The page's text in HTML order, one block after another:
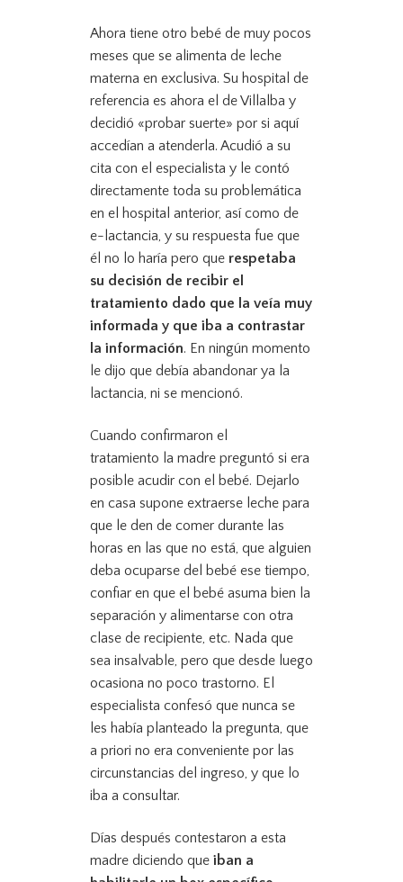
Ahora tiene otro bebé de muy pocos
meses que se alimenta de leche
materna en exclusiva. Su hospital de
referencia es ahora el de Villalba y
decidió «probar suerte» por si aquí
accedían a atenderla. Acudió a su
cita con el especialista y le contó
directamente toda su problemática
en el hospital anterior, así como de
e-lactancia, y su respuesta fue que
él no lo haría pero que respetaba
su decisión de recibir el
tratamiento dado que la veía muy
informada y que iba a contrastar
la información. En ningún momento
le dijo que debía abandonar ya la
lactancia, ni se mencionó.
Cuando confirmaron el
tratamiento la madre preguntó si era
posible acudir con el bebé. Dejarlo
en casa supone extraerse leche para
que le den de comer durante las
horas en las que no está, que alguien
deba ocuparse del bebé ese tiempo,
confiar en que el bebé asuma bien la
separación y alimentarse con otra
clase de recipiente, etc. Nada que
sea insalvable, pero que desde luego
ocasiona no poco trastorno. El
especialista confesó que nunca se
les había planteado la pregunta, que
a priori no era conveniente por las
circunstancias del ingreso, y que lo
iba a consultar.
Días después contestaron a esta
madre diciendo que iban a